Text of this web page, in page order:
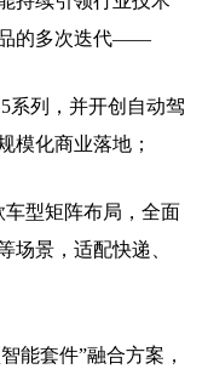
品的多次迭代——
系列，并开创自动驾
模化商业落地；
车型矩阵布局，全面
场景，适配快递、
能套件”融合方案，